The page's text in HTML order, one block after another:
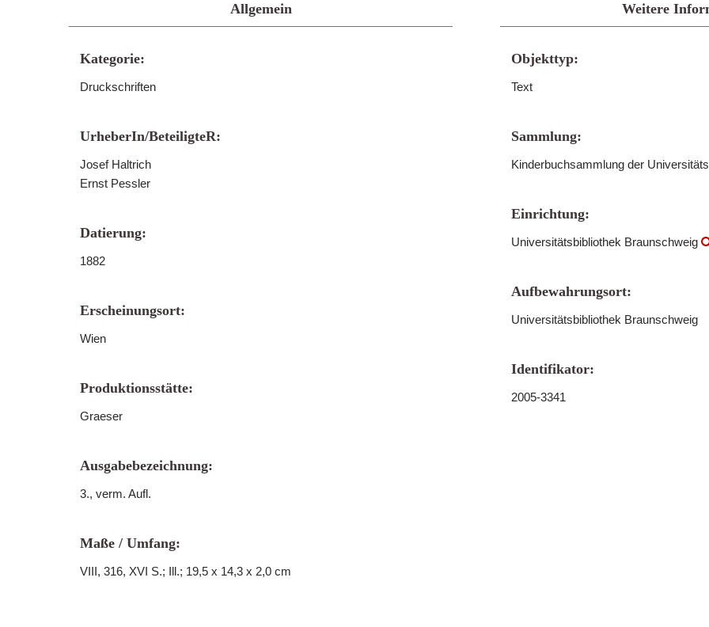
Allgemein
Kategorie:
Druckschriften
UrheberIn/BeteiligteR:
Josef Haltrich
Ernst Pessler
Datierung:
1882
Erscheinungsort:
Wien
Produktionsstätte:
Graeser
Ausgabebezeichnung:
3., verm. Aufl.
Maße / Umfang:
VIII, 316, XVI S.; Ill.; 19,5 x 14,3 x 2,0 cm
Weitere
Objekttyp:
Text
Sammlung:
Kinderbuchsammlung der
Einrichtung:
Universitätsbibliothek Braunschweig
Aufbewahrungsort:
Universitätsbibliothek Braunschweig
Identifikator:
2005-3341